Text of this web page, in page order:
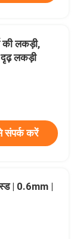
की लकड़ी,
दृढ़ लकड़ी
संपर्क करें
| 0.6mm |